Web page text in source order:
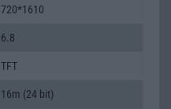
720*1610
6.8
TFT
16m (24 bit)